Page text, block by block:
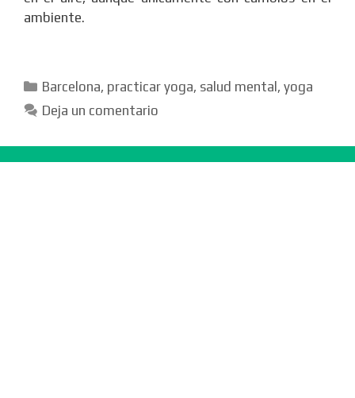
ambiente.
Categorías
Barcelona, practicar yoga, salud mental ,yoga
Deja un comentario